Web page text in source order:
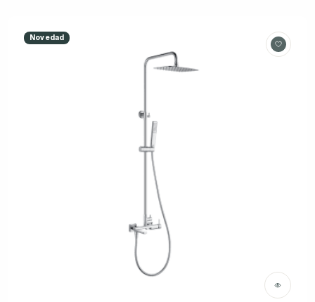
Novedad